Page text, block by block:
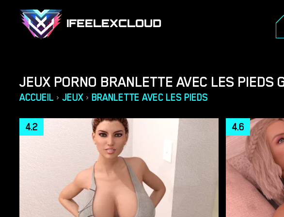
IFEELEXCLOUD
JEUX PORNO BRANLETTE AVEC LES PIEDS
ACCUEIL › JEUX › BRANLETTE AVEC LES PIEDS
4.2 4.6